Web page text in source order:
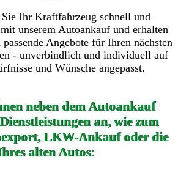
Ihr Kraftfahrzeug schnell und
unserem Autoankauf und erhalten
Angebote für Ihren nächsten
- unverbindlich und individuell auf
und Wünsche angepasst.
neben dem Autoankauf
an, wie zum
LKW-Ankauf oder die
alten Autos: